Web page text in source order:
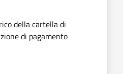
della cartella di
di pagamento